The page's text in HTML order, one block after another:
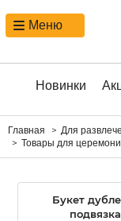
Меню
Новинки
Главная
Для
Товары для
Букет
подвязка